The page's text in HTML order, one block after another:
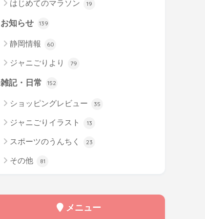
はじめてのマラソン 19
お知らせ 139
静岡情報 60
ジャニごりより 79
雑記・日常 152
ショッピングレビュー 35
ジャニごりイラスト 13
スポーツのうんちく 23
その他 81
メニュー